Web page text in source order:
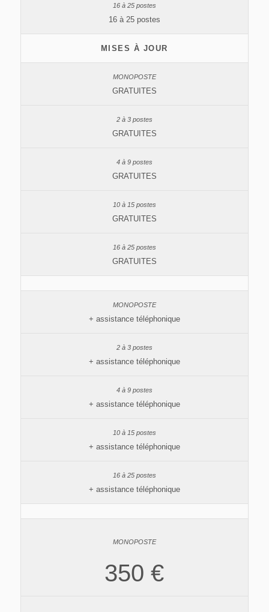
16 à 25 postes
MISES À JOUR
GRATUITES
GRATUITES
GRATUITES
GRATUITES
GRATUITES
+ assistance téléphonique
+ assistance téléphonique
+ assistance téléphonique
+ assistance téléphonique
+ assistance téléphonique
350 €